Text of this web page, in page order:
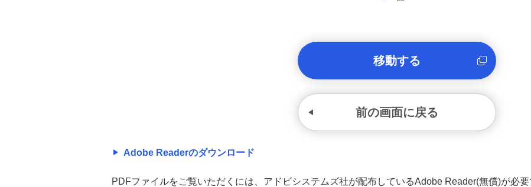
移動する
前の画面に戻る
Adobe Readerのダウンロード
PDFファイルをご覧いただくには、アドビシステムズ社が配布しているAdobe Reader(無償)が必